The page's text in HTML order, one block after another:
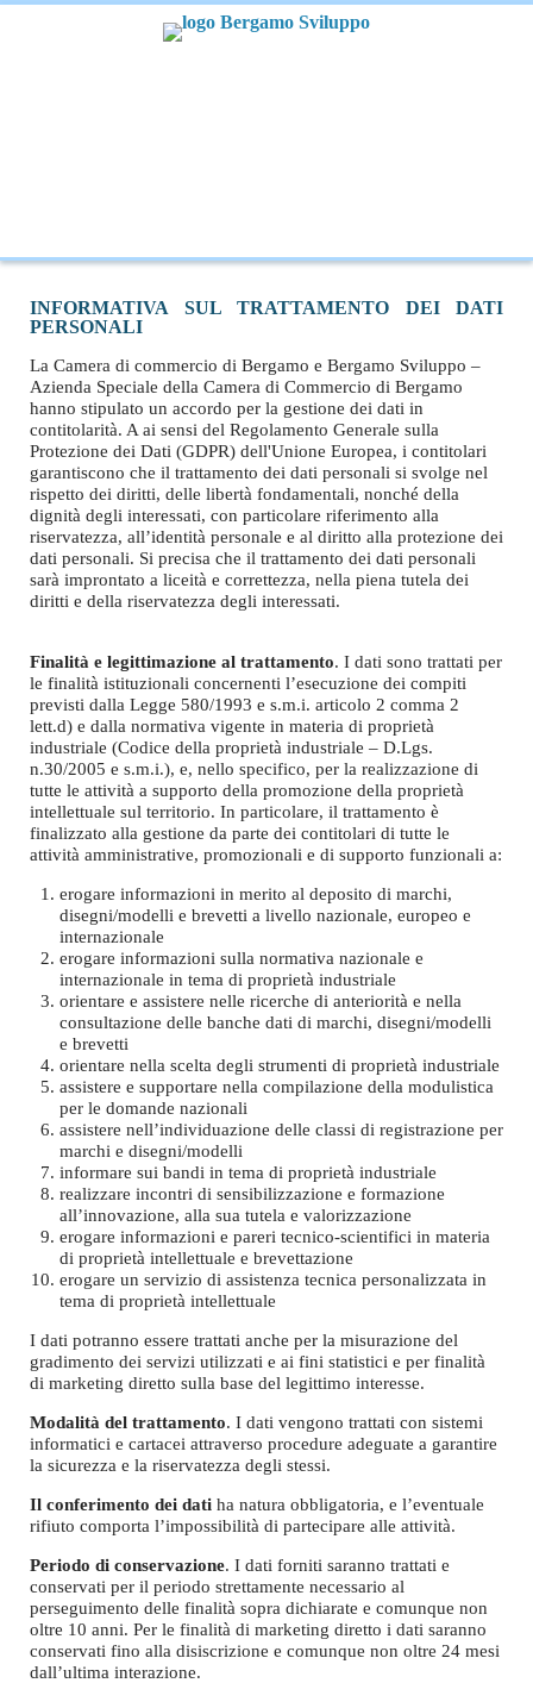
INFORMATIVA SUL TRATTAMENTO DEI DATI
PERSONALI
La Camera di commercio di Bergamo e Bergamo Sviluppo –
Azienda Speciale della Camera di Commercio di Bergamo
hanno stipulato un accordo per la gestione dei dati in
contitolarità. A ai sensi del Regolamento Generale sulla
Protezione dei Dati (GDPR) dell'Unione Europea, i contitolari
garantiscono che il trattamento dei dati personali si svolge nel
rispetto dei diritti, delle libertà fondamentali, nonché della
dignità degli interessati, con particolare riferimento alla
riservatezza, all’identità personale e al diritto alla protezione dei
dati personali. Si precisa che il trattamento dei dati personali
sarà improntato a liceità e correttezza, nella piena tutela dei
diritti e della riservatezza degli interessati.
Finalità e legittimazione al trattamento. I dati sono trattati per
le finalità istituzionali concernenti l’esecuzione dei compiti
previsti dalla Legge 580/1993 e s.m.i. articolo 2 comma 2
lett.d) e dalla normativa vigente in materia di proprietà
industriale (Codice della proprietà industriale – D.Lgs.
n.30/2005 e s.m.i.), e, nello specifico, per la realizzazione di
tutte le attività a supporto della promozione della proprietà
intellettuale sul territorio. In particolare, il trattamento è
finalizzato alla gestione da parte dei contitolari di tutte le
attività amministrative, promozionali e di supporto funzionali a:
erogare informazioni in merito al deposito di marchi,
disegni/modelli e brevetti a livello nazionale, europeo e
internazionale
erogare informazioni sulla normativa nazionale e
internazionale in tema di proprietà industriale
orientare e assistere nelle ricerche di anteriorità e nella
consultazione delle banche dati di marchi, disegni/modelli
e brevetti
orientare nella scelta degli strumenti di proprietà industriale
assistere e supportare nella compilazione della modulistica
per le domande nazionali
assistere nell’individuazione delle classi di registrazione per
marchi e disegni/modelli
informare sui bandi in tema di proprietà industriale
realizzare incontri di sensibilizzazione e formazione
all’innovazione, alla sua tutela e valorizzazione
erogare informazioni e pareri tecnico-scientifici in materia
di proprietà intellettuale e brevettazione
erogare un servizio di assistenza tecnica personalizzata in
tema di proprietà intellettuale
I dati potranno essere trattati anche per la misurazione del
gradimento dei servizi utilizzati e ai fini statistici e per finalità
di marketing diretto sulla base del legittimo interesse.
Modalità del trattamento. I dati vengono trattati con sistemi
informatici e cartacei attraverso procedure adeguate a garantire
la sicurezza e la riservatezza degli stessi.
Il conferimento dei dati ha natura obbligatoria, e l’eventuale
rifiuto comporta l’impossibilità di partecipare alle attività.
Periodo di conservazione. I dati forniti saranno trattati e
conservati per il periodo strettamente necessario al
perseguimento delle finalità sopra dichiarate e comunque non
oltre 10 anni. Per le finalità di marketing diretto i dati saranno
conservati fino alla disiscrizione e comunque non oltre 24 mesi
dall’ultima interazione.